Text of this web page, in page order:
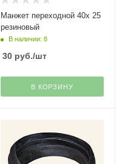
Манжет переходной 40х 25
резиновый
В наличии: 8
30руб./шт
В КОРЗИНУ